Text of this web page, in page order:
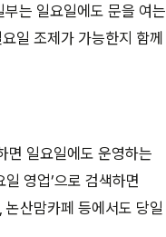
는 일요일에도 문을 여는
일 조제가 가능한지 함께
면 일요일에도 운영하는
영업’으로 검색하면
산맘카페 등에서도 당일